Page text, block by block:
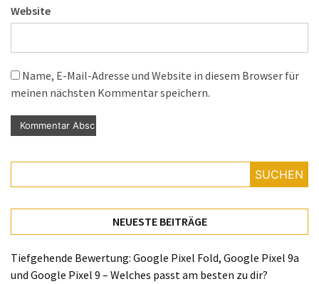
Website
Name, E-Mail-Adresse und Website in diesem Browser für
meinen nächsten Kommentar speichern.
SUCHEN
NEUESTE BEITRÄGE
Tiefgehende Bewertung: Google Pixel Fold, Google Pixel 9a
und Google Pixel 9 – Welches passt am besten zu dir?